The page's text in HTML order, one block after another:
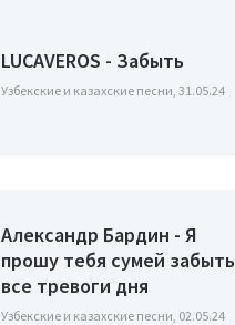
LUCAVEROS - Забыть
Узбекские и казахские песни, 31.05.24
Александр Бардин - Я
прошу тебя сумей забыть
все тревоги дня
Узбекские и казахские песни, 02.05.24